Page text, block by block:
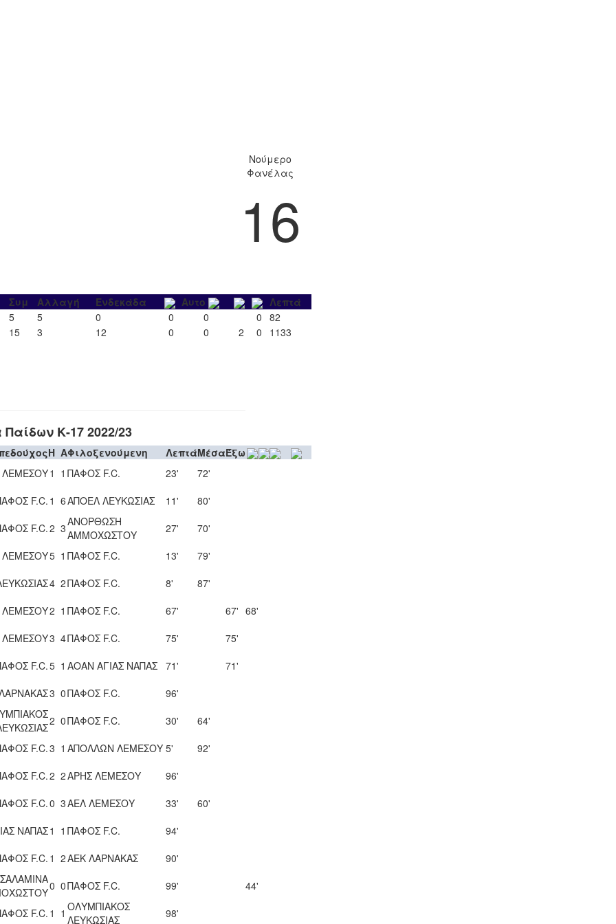
Νούμερο
Φανέλας
16
Συμ Αλλαγή Ενδεκάδα Αυτο
Λεπτά
5 5 0 0 0 0 82
15 3 12 0 0 2 0 1133
Κ-17 2022/23
H AΦιλοξενούμενη ΛεπτάΜέσαΈξω
ΛΕΜΕΣΟΥ1 1 ΠΑΦΟΣ F.C. 23'
72'
F.C. 1 6ΑΠΟΕΛ ΛΕΥΚΩΣΙΑΣ 11'
80'
F.C.2 3ΑΝΟΡΘΩΣΗ
ΑΜΜΟΧΩΣΤΟΥ
27'
70'
5 1 ΠΑΦΟΣ F.C. 13'
79'
4 2ΠΑΦΟΣ F.C. 8'
87'
ΛΕΜΕΣΟΥ2 1 ΠΑΦΟΣ F.C. 67' 67' 68'
ΛΕΜΕΣΟΥ3 4ΠΑΦΟΣ F.C. 75'
75'
F.C.5 1 ΑΟΑΝ ΑΓΙΑΣ ΝΑΠΑΣ 71'
71'
3 0ΠΑΦΟΣ F.C.
96'
2 0ΠΑΦΟΣ F.C. 30'
64'
F.C.3 1 ΑΠΟΛΛΩΝ ΛΕΜΕΣΟΥ 5'
92'
F.C.2 2ΑΡΗΣ ΛΕΜΕΣΟΥ
96'
F.C.0 3ΑΕΛ ΛΕΜΕΣΟΥ 33'
60'
ΝΑΠΑΣ1 1 ΠΑΦΟΣ F.C.
94'
F.C. 1 2ΑΕΚ ΛΑΡΝΑΚΑΣ
90'
0 0ΠΑΦΟΣ F.C. 99'
44'
F.C. 1 1 ΟΛΥΜΠΙΑΚΟΣ
ΛΕΥΚΩΣΙΑΣ
98'